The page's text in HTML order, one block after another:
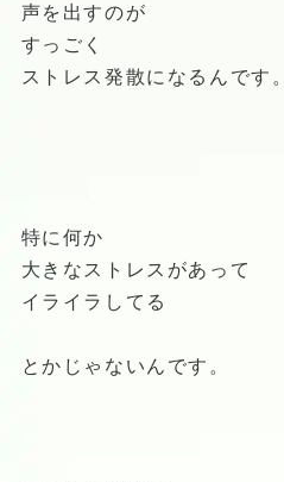
声を出すのが
すっごく
ストレス発散になるんです。
特に何か
大きなストレスがあって
イライラしてる
とかじゃないんです。